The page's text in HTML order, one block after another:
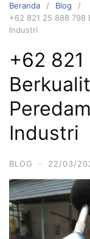
Beranda
Blog
+62 821 25 888 798
Industri
+62
Industri
BLOG · 22/03/